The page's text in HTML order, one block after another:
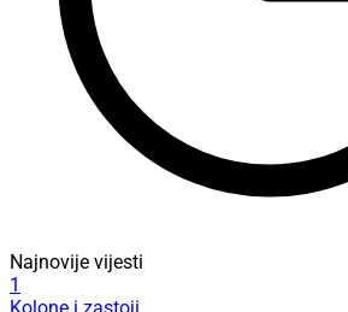
Najnovije vijesti
1